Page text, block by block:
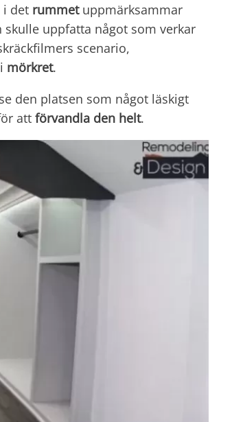
i det rummetuppmärksammar
uppfatta något som verkar
scenario,
mörkret.
den platsen som något läskigt
att förvandla den helt.